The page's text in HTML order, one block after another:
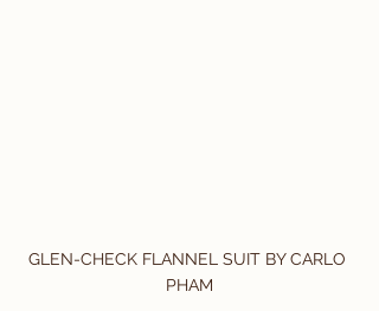
GLEN-CHECK FLANNEL SUIT BY CARLO
PHAM